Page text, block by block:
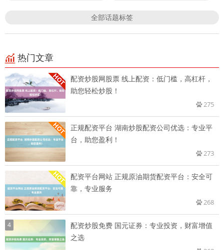
全部话题标签
热门文章
配资炒股网股票 线上配资：低门槛，高杠杆，
助您轻松炒股！
275
正规配资平台 湖南炒股配资公司优选：专业平
台，助您盈利！
273
配资平台网站 正规原油期货配资平台：安全可
靠，专业服务
268
4
配资炒股免费 国元证券：专业投资，财富增值
之选